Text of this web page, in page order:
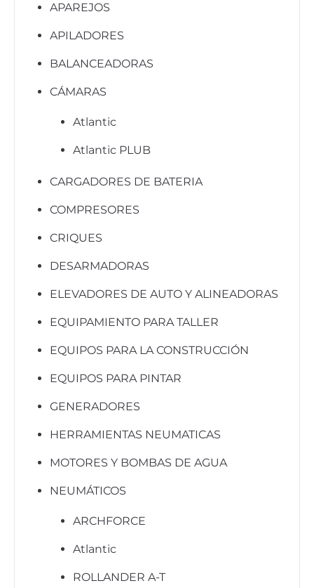
APAREJOS
APILADORES
BALANCEADORAS
CÁMARAS
Atlantic
Atlantic PLUB
CARGADORES DE BATERIA
COMPRESORES
CRIQUES
DESARMADORAS
ELEVADORES DE AUTO Y ALINEADORAS
EQUIPAMIENTO PARA TALLER
EQUIPOS PARA LA CONSTRUCCIÓN
EQUIPOS PARA PINTAR
GENERADORES
HERRAMIENTAS NEUMATICAS
MOTORES Y BOMBAS DE AGUA
NEUMÁTICOS
ARCHFORCE
Atlantic
ROLLANDER A-T